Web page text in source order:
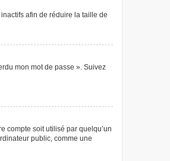
afin de réduire la taille de
mon mot de passe ». Suivez
compte soit utilisé par quelqu’un
public, comme une